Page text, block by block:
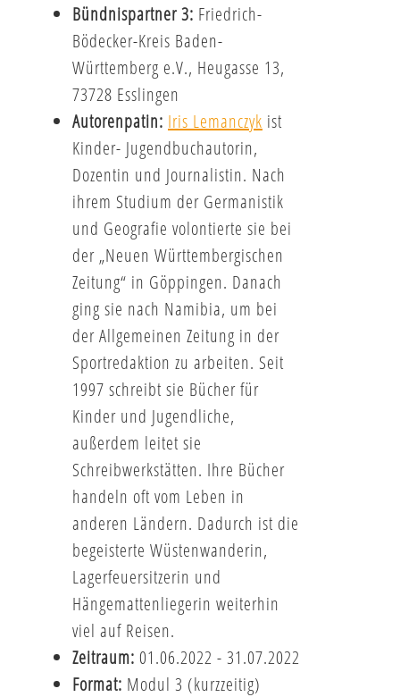
Bündnispartner 3: Friedrich-
Bödecker-Kreis Baden-
Württemberg e.V., Heugasse 13,
73728 Esslingen
Autorenpatin: Iris Lemanczyk ist
Kinder- Jugendbuchautorin,
Dozentin und Journalistin. Nach
ihrem Studium der Germanistik
und Geografie volontierte sie bei
der „Neuen Württembergischen
Zeitung“ in Göppingen. Danach
ging sie nach Namibia, um bei
der Allgemeinen Zeitung in der
Sportredaktion zu arbeiten. Seit
1997 schreibt sie Bücher für
Kinder und Jugendliche,
außerdem leitet sie
Schreibwerkstätten. Ihre Bücher
handeln oft vom Leben in
anderen Ländern. Dadurch ist die
begeisterte Wüstenwanderin,
Lagerfeuersitzerin und
Hängemattenliegerin weiterhin
viel auf Reisen.
Zeitraum: 01.06.2022 - 31.07.2022
Format: Modul 3 (kurzzeitig)